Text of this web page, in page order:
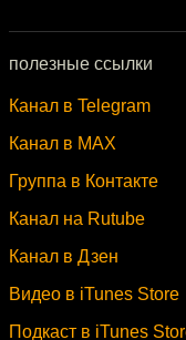
полезные ссылки
Канал в Telegram
Канал в MAX
Группа в Контакте
Канал на Rutube
Канал в Дзен
Видео в iTunes Store
Подкаст в iTunes